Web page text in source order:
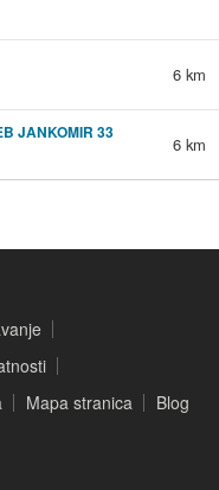
6 km
JANKOMIR 33
6 km
Mapa stranica Blog